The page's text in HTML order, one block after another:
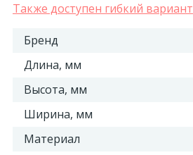
Также доступен гибкий вариант
Бренд
Длина, мм
Высота, мм
Ширина, мм
Материал